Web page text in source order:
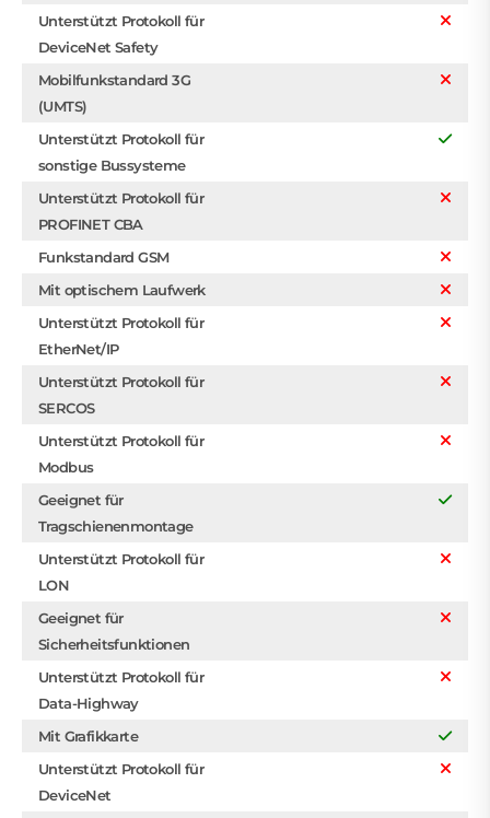
Unterstützt Protokoll für
DeviceNet Safety
Mobilfunkstandard 3G
(UMTS)
Unterstützt Protokoll für
sonstige Bussysteme
Unterstützt Protokoll für
PROFINET CBA
Funkstandard GSM
Mit optischem Laufwerk
Unterstützt Protokoll für
EtherNet/IP
Unterstützt Protokoll für
SERCOS
Unterstützt Protokoll für
Modbus
Geeignet für
Tragschienenmontage
Unterstützt Protokoll für
LON
Geeignet für
Sicherheitsfunktionen
Unterstützt Protokoll für
Data-Highway
Mit Grafikkarte
Unterstützt Protokoll für
DeviceNet